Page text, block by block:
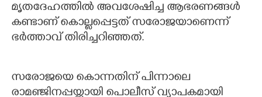
മൃതദേഹത്തിൽ അവശേഷിച്ച ആഭരണങ്ങൾ
കണ്ടാണ് കൊല്ലപ്പെട്ടത് സരോജയാണെന്ന്
ഭർത്താവ് തിരിച്ചറിഞ്ഞത്.
സരോജയെ കൊന്നതിന് പിന്നാലെ
രാമഞ്ജിനപ്പയ്ക്കായി പൊലീസ് വ്യാപകമായി